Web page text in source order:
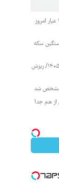
قیمت طلا و سکه جمعه ۱۶ مرداد ۱۴۰۵/ طلای ۱۸ عیار امروز
مرداد ۱۴۰۵/ ریزش سنگین سکه
قیمت محصولات ایران خودرو چهارشنبه ۱۴ مرداد ۱۴۰۵/ ریزش
مشخص شد
از هم جدا